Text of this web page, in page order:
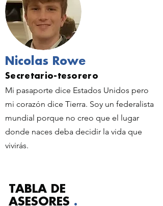
Nicolas Rowe
Secretario-tesorero
Mi pasaporte dice Estados Unidos pero
mi corazón dice Tierra. Soy un federalista
mundial porque no creo que el lugar
donde naces deba decidir la vida que
vivirás.
TABLA DE
ASESORES .